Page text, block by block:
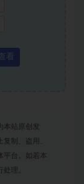
看
本站原创发
制、盗用、
平台。如若本
理。